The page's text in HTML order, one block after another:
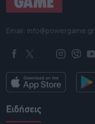
Email: info@powergame.gr
Ειδήσεις